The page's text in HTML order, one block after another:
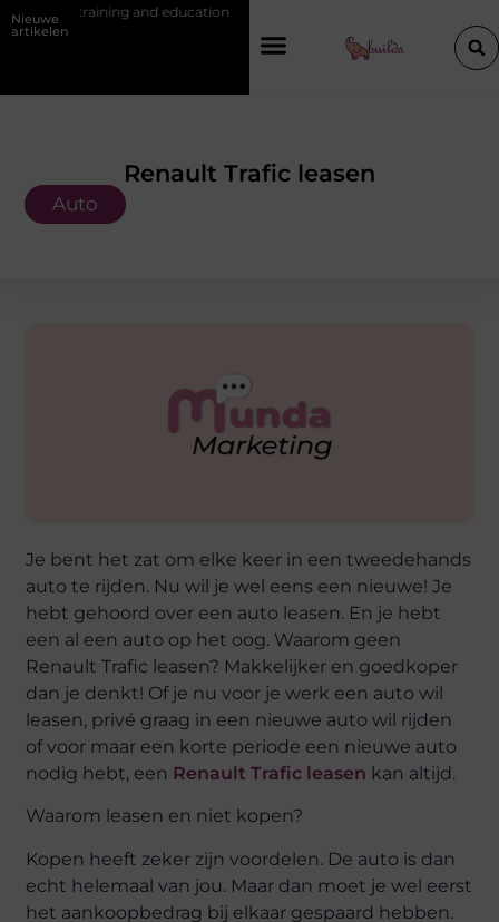
Nieuwe
artikelen
and education Waarom je een vochtbestrijdingsbedrijf
Renault Trafic leasen
Auto
Je bent het zat om elke keer in een tweedehands
auto te rijden. Nu wil je wel eens een nieuwe! Je
hebt gehoord over een auto leasen. En je hebt
een al een auto op het oog. Waarom geen
Renault Trafic leasen? Makkelijker en goedkoper
dan je denkt! Of je nu voor je werk een auto wil
leasen, privé graag in een nieuwe auto wil rijden
of voor maar een korte periode een nieuwe auto
nodig hebt, een Renault Trafic leasen kan altijd.
Waarom leasen en niet kopen?
Kopen heeft zeker zijn voordelen. De auto is dan
echt helemaal van jou. Maar dan moet je wel eerst
het aankoopbedrag bij elkaar gespaard hebben.